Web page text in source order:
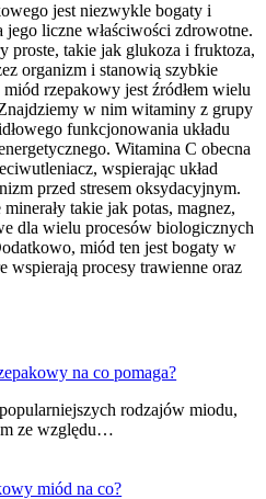
jest niezwykle bogaty i
jego liczne właściwości zdrowotne.
proste, takie jak glukoza i fruktoza,
organizm i stanowią szybkie
rzepakowy jest źródłem wielu
w nim witaminy z grupy
funkcjonowania układu
Witamina C obecna
wspierając układ
przed stresem oksydacyjnym.
takie jak potas, magnez,
dla wielu procesów biologicznych
miód ten jest bogaty w
wspierają procesy trawienne oraz
na co pomaga?
rodzajów miodu,
ze względu…
miód na co?